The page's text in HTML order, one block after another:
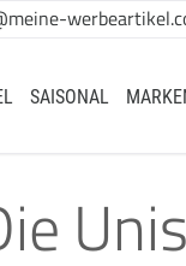
SAISONAL